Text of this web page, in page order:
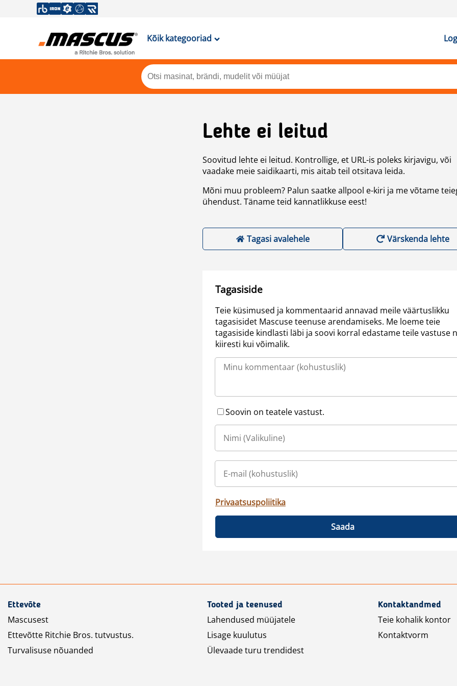
Kõik kategooriad
Lehte ei leitud
Soovitud lehte ei leitud. Kontrollige, et URL-is poleks kirjavigu, või
vaadake meie saidikaarti, mis aitab teil otsitava leida.
Mõni muu probleem? Palun saatke allpool e-kiri ja me võtame
ühendust. Täname teid kannatlikkuse eest!
Tagasi avalehele Värskenda lehte
Tagasiside
Teie küsimused ja kommentaarid annavad meile väärtuslikku
tagasisidet Mascuse teenuse arendamiseks. Me loeme teie
tagasiside kindlasti läbi ja soovi korral edastame teile vastuse
kiiresti kui võimalik.
Soovin on teatele vastust.
Privaatsuspoliitika
Saada
Ettevõte
Mascusest
Ettevõtte Ritchie Bros. tutvustus.
Turvalisuse nõuanded
Tooted ja teenused
Lahendused müüjatele
Lisage kuulutus
Ülevaade turu trendidest
Kontaktandmed
Teie kohalik kontor
Kontaktvorm